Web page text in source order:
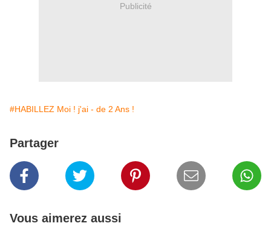
Publicité
#HABILLEZ Moi ! j'ai - de 2 Ans !
Partager
Vous aimerez aussi